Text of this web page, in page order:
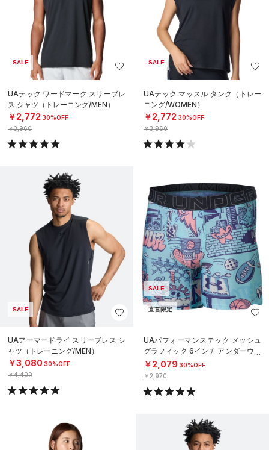
SALE
UAテック ワードマーク スリーブレ
ス シャツ（トレーニング/MEN）
￥2,772 30%OFF
￥3,960
SALE
UAテック マッスル タンク（トレー
ニング/WOMEN）
￥2,772 30%OFF
￥3,960
SALE
UAアーマードライ スリーブレス シ
ャツ（トレーニング/MEN）
￥3,080 30%OFF
￥4,400
SALE
直営限定
UAパフォーマンステック メッシュ
グラフィック 6インチ アンダーウェ
ア（トレーニング/MEN）
￥2,079 30%OFF
￥2,970